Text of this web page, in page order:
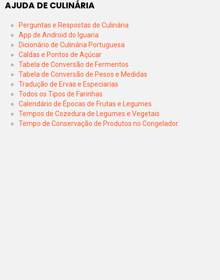
AJUDA DE CULINÁRIA
Perguntas e Respostas de Culinária
App de Android do Iguaria
Dicionário de Culinária Portuguesa
Caldas e Pontos de Açúcar
Tabela de Conversão de Fermentos
Tabela de Conversão de Pesos e Medidas
Tradução de Ervas e Especiarias
Todos os Tipos de Farinhas
Calendário de Épocas de Frutas e Legumes
Tempos de Cozedura de Legumes e Vegetais
Tempo de Conservação de Produtos no Congelador